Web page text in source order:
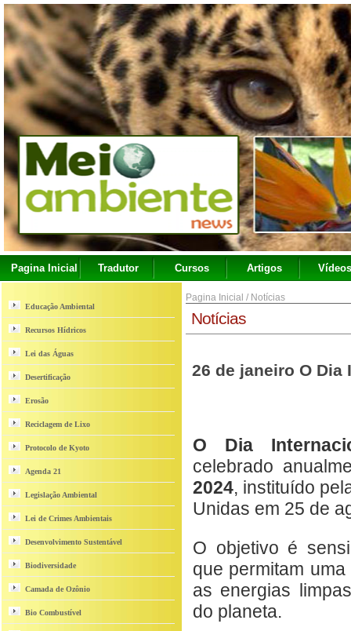
Pagina Inicial Tradutor Cursos Artigos Vídeos
Educação Ambiental
Recursos Hídricos
Lei das Águas
Desertificação
Erosão
Reciclagem de Lixo
Protocolo de Kyoto
Agenda 21
Legislação Ambiental
Lei de Crimes Ambientais
Desenvolvimento Sustentável
Biodiversidade
Camada de Ozônio
Bio Combustível
Pagina Inicial / Notícias
Notícias
26 de janeiro O
O Dia
celebrado
2024, instituído
Unidas em 25 de
O objetivo é
que permitam
as energias
do planeta.